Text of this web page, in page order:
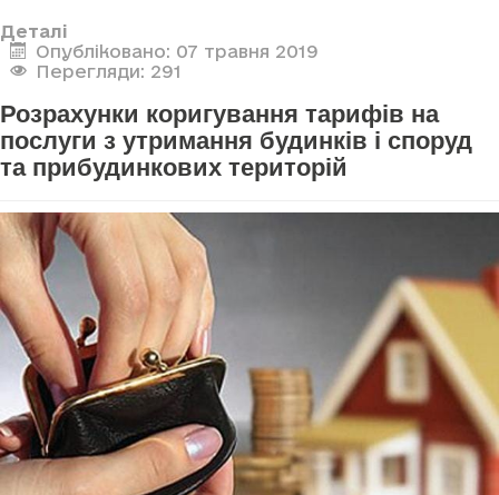
Деталі
Опубліковано: 07 травня 2019
Перегляди: 291
Розрахунки коригування тарифів на
послуги з утримання будинків і споруд
та прибудинкових територій